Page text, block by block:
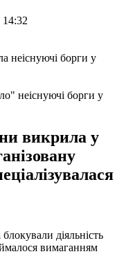
неіснуючі борги у
викрила у
діяльність
вимаганням